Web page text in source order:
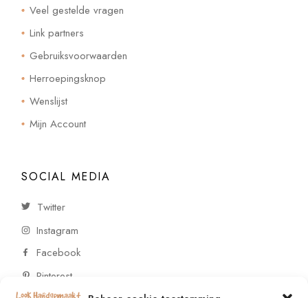
Veel gestelde vragen
Link partners
Gebruiksvoorwaarden
Herroepingsknop
Wenslijst
Mijn Account
SOCIAL MEDIA
Twitter
Instagram
Facebook
Pinterest